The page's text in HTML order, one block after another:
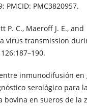
PMCID: PMC3820957.
P. C., Maeroff J. E., and
virus transmission
inmunodifusión en
serológico para la
bovina en sueros de la